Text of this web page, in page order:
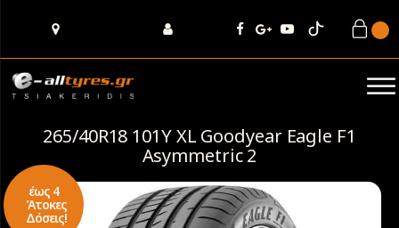
265/40R18 101Y XL Goodyear Eagle F1
Asymmetric 2
έως 4
Άτοκες
Δόσεις!